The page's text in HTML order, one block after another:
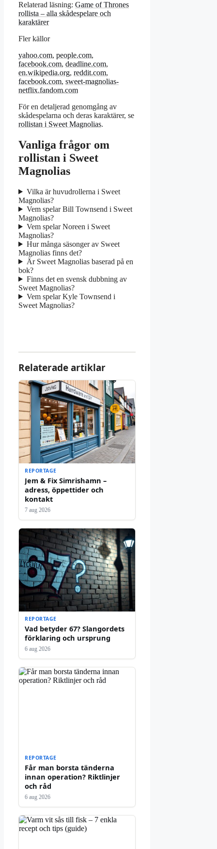
Relaterad läsning: Game of Thrones
rollista – alla skådespelare och
karaktärer
Fler källor
yahoo.com, people.com,
facebook.com, deadline.com,
en.wikipedia.org, reddit.com,
facebook.com, sweet-magnolias-
netflix.fandom.com
För en detaljerad genomgång av
skådespelarna och deras karaktärer, se
rollistan i Sweet Magnolias.
Vanliga frågor om
rollistan i Sweet
Magnolias
Vilka är huvudrollerna i Sweet
Magnolias?
Vem spelar Bill Townsend i Sweet
Magnolias?
Vem spelar Noreen i Sweet
Magnolias?
Hur många säsonger av Sweet
Magnolias finns det?
Är Sweet Magnolias baserad på en
bok?
Finns det en svensk dubbning av
Sweet Magnolias?
Vem spelar Kyle Townsend i
Sweet Magnolias?
Relaterade artiklar
REPORTAGE
Jem & Fix Simrishamn –
adress, öppettider och
kontakt
7 aug 2026
REPORTAGE
Vad betyder 67? Slangordets
förklaring och ursprung
6 aug 2026
REPORTAGE
Får man borsta tänderna
innan operation? Riktlinjer
och råd
6 aug 2026